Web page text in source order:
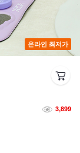
온라인 최저가
3,899